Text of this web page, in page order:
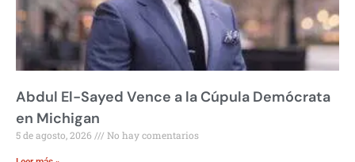
Abdul El-Sayed Vence a la Cúpula Demócrata
en Michigan
5 de agosto, 2026 No hay comentarios